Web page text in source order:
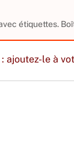
étiquettes.
ajoutez-le à